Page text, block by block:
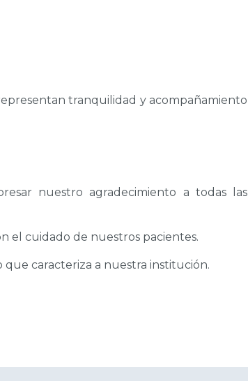
tranquilidad y acompañamiento
nuestro agradecimiento a todas las
el cuidado de nuestros pacientes.
caracteriza a nuestra institución.